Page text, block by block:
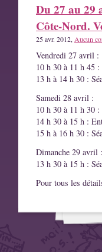
Du 27 au 29
Côte-Nord.
25 avr. 2012, Aucun
Vendredi 27 avril :
10 h 30 à 11 h 45
13 h à 14 h 30 :
Samedi 28 avril :
10 h 30 à 11 h 30
14 h 30 à 15 h :
15 h à 16 h 30 :
Dimanche 29 avril :
13 h 30 à 15 h :
Pour tous les